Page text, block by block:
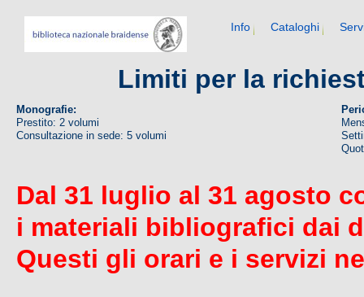
Info Cataloghi
Limiti per la
Monografie:
Prestito: 2 volumi
Consultazione in sede: 5 volumi
Dal 31 luglio al 31 agosto
i materiali bibliografici dai
Questi gli orari e i servizi